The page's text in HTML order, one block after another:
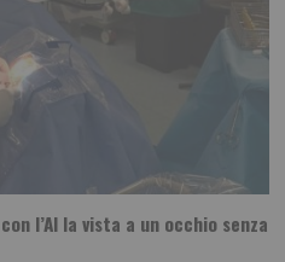
l’AI la vista a un occhio senza